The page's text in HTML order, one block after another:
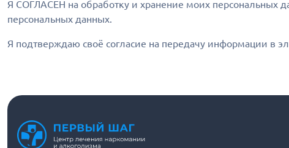
Я СОГЛАСЕН на обработку и хранение моих персональных
персональных данных.
Я подтверждаю своё согласие на передачу информации в